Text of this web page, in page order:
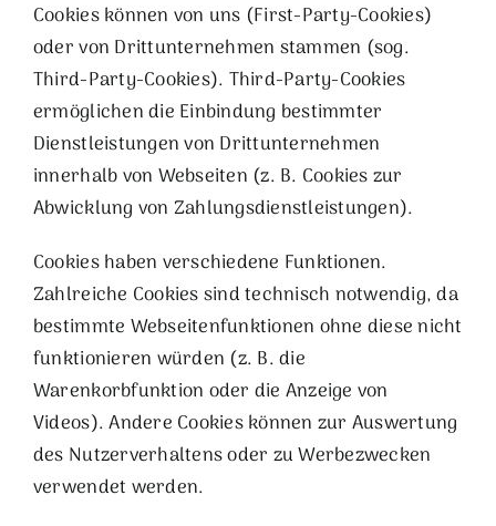
Cookies können von uns (First-Party-Cookies)
oder von Drittunternehmen stammen (sog.
Third-Party-Cookies). Third-Party-Cookies
ermöglichen die Einbindung bestimmter
Dienstleistungen von Drittunternehmen
innerhalb von Webseiten (z. B. Cookies zur
Abwicklung von Zahlungsdienstleistungen).
Cookies haben verschiedene Funktionen.
Zahlreiche Cookies sind technisch notwendig, da
bestimmte Webseitenfunktionen ohne diese nicht
funktionieren würden (z. B. die
Warenkorbfunktion oder die Anzeige von
Videos). Andere Cookies können zur Auswertung
des Nutzerverhaltens oder zu Werbezwecken
verwendet werden.